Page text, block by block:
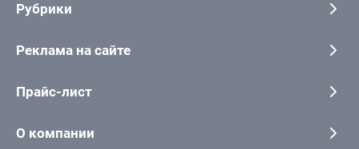
Рубрики
Реклама на сайте
Прайс-лист
О компании